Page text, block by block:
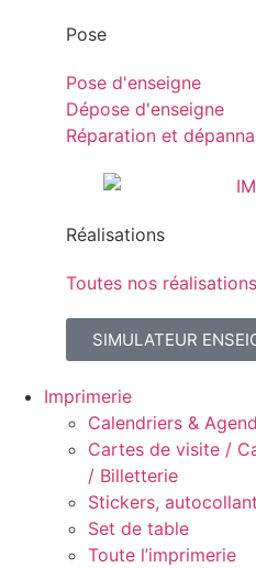
Pose
Pose d'enseigne
Dépose d'enseigne
Réparation et
Réalisations
Toutes nos réalisations
SIMULATEUR
Imprimerie
Calendriers &
Cartes de visite /
/ Billetterie
Stickers,
Set de table
Toute l’imprimerie